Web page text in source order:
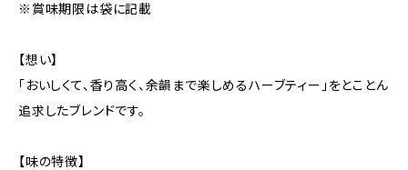
※賞味期限は袋に記載
【想い】
「おいしくて、香り高く、余韻まで楽しめるハーブティー」をとことん
追求したブレンドです。
【味の特徴】